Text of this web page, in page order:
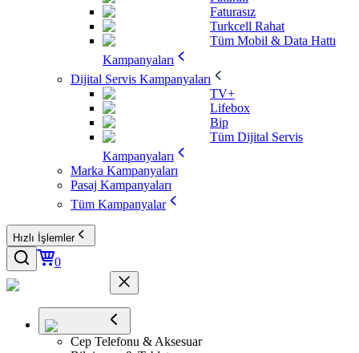
Faturasız
Turkcell Rahat
Tüm Mobil & Data Hattı
Kampanyaları
Dijital Servis Kampanyaları
TV+
Lifebox
Bip
Tüm Dijital Servis
Kampanyaları
Marka Kampanyaları
Pasaj Kampanyaları
Tüm Kampanyalar
Hızlı İşlemler
0
Cep Telefonu & Aksesuar